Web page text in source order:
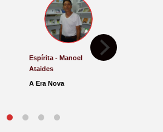
Espírita - Manoel
Ataides
A Era Nova